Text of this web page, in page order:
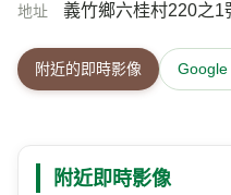
地址 義竹鄉六桂村220之1
附近的即時影像 Google
附近即時影像